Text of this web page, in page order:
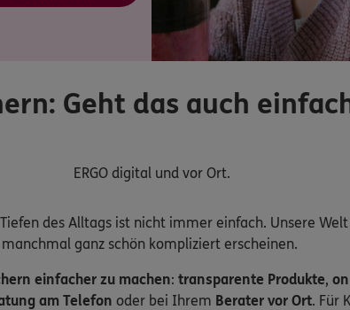
Geht das auch
ERGO digital und vor Ort.
des Alltags ist nicht immer einfach. Unsere
ganz schön kompliziert erscheinen.
einfacher zu machen: transparente Produkte,
am Telefon oder bei Ihrem Berater vor Ort. Für